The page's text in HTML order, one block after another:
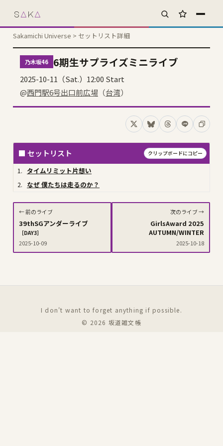
s A kA
お気に入り
Sakamichi Universe > セットリスト詳細
乃木坂46 6期生サプライズミニライブ
2025-10-11（Sat.）12:00 Start
@西門駅6号出口前広場 （台湾）
XでシェアBlueskyでシェア
Threadsでシェア
LINEでシェ
コピー
■ セットリスト クリップボードにコピー
1. タイムリミット片想い
2. なぜ 僕たちは走るのか？
← 前のライブ
39thSGアンダーライブ
［DAY3］
2025-10-09
次のライブ →
GirlsAward 2025
AUTUMN/WINTER
2025-10-18
I don't want to forget anything if possible.
© 2026 坂道雑文帳